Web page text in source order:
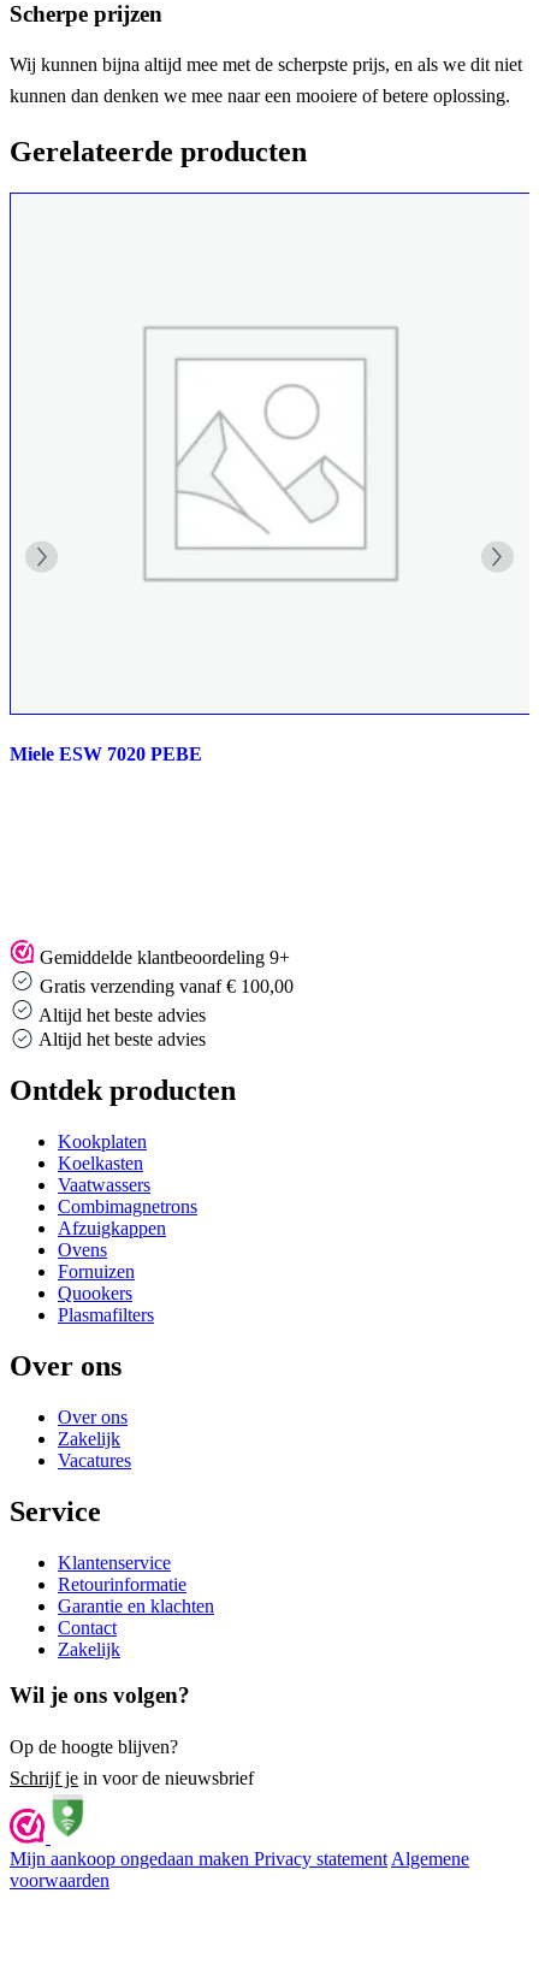
Scherpe prijzen
Wij kunnen bijna altijd mee met de scherpste prijs, en als we dit niet
kunnen dan denken we mee naar een mooiere of betere oplossing.
Gerelateerde producten
Miele ESW 7020 PEBE
Gemiddelde klantbeoordeling 9+
Gratis verzending vanaf € 100,00
Altijd het beste advies
Altijd het beste advies
Ontdek producten
Kookplaten
Koelkasten
Vaatwassers
Combimagnetrons
Afzuigkappen
Ovens
Fornuizen
Quookers
Plasmafilters
Over ons
Over ons
Zakelijk
Vacatures
Service
Klantenservice
Retourinformatie
Garantie en klachten
Contact
Zakelijk
Wil je ons volgen?
Op de hoogte blijven?
Schrijf je in voor de nieuwsbrief
Mijn aankoop ongedaan maken Privacy statement Algemene
voorwaarden